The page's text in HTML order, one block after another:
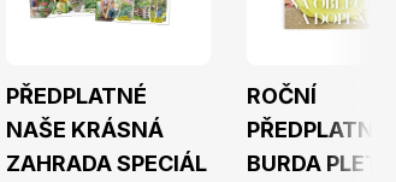
PŘEDPLATNÉ
NAŠE KRÁSNÁ
ZAHRADA SPECIÁL
ROČNÍ
PŘEDPLATNÉ
BURDA